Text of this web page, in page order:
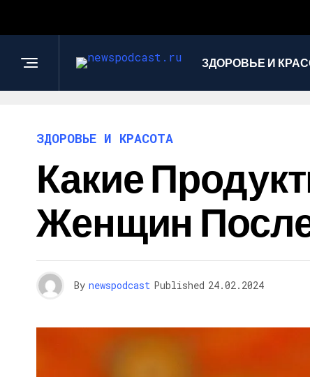
ЗДОРОВЬЕ И
ЗДОРОВЬЕ И КРАСОТА
Какие
Женщин После
By newspodcast Published 24.02.2024